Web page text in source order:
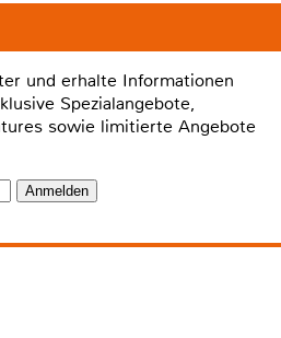
und erhalte Informationen
Spezialangebote,
sowie limitierte Angebote